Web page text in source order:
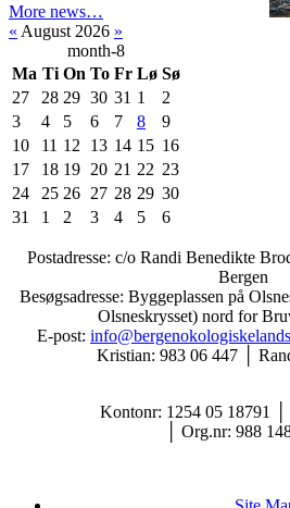
More news…
« August 2026 »
month-8
Ma Ti On To Fr Lø Sø
27
28 29 30 31 1
2
3
4 5 6 7 8
9
10
11 12 13 14 15 16
17
18 19 20 21 22 23
24
25 26 27 28 29 30
31
1 2 3 4 5 6
Postadresse: c/o Randi Benedikte
Bergen
Besøgsadresse: Byggeplassen på
Olsneskrysset) nord for
E-post:
Kristian: 983 06 447 │
Kontonr: 1254 05 18791
Org.nr: 988